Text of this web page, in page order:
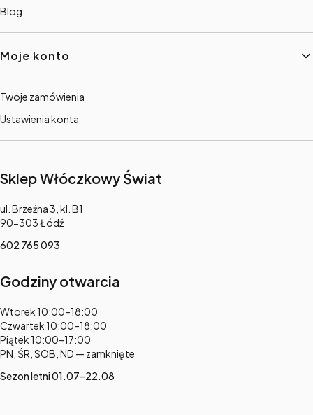
Blog
Moje konto
Twoje zamówienia
Ustawienia konta
Sklep Włóczkowy Świat
Adres:
ul. Brzeźna 3, kl. B1
90-303 Łódź
602 765 093
Godziny otwarcia
Adres:
Wtorek 10:00–18:00
Czwartek 10:00–18:00
Piątek 10:00–17:00
PN, ŚR, SOB, ND — zamknięte
Sezon letni 01.07–22.08